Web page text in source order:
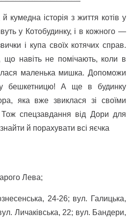
історія з життя котів у
у Котобудинку, і в кожного —
і купа своїх котячих справ.
що навіть не помічають, коли в
маленька мишка. Допоможи
бешкетницю! А ще в будинку
яка вже звиклася зі своїми
Тож спецзавдання від Дори для
й порахувати всі яєчка
Лева;
24-26; вул. Галицька,
Личаківська, 22; вул. Бандери,